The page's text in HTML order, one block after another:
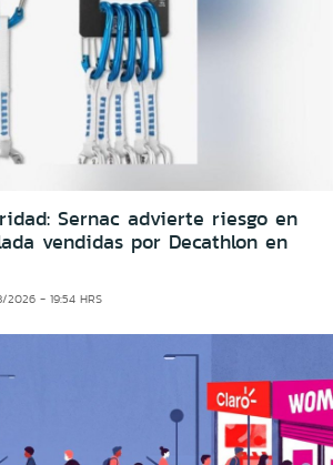
Sernac advierte riesgo en
vendidas por Decathlon en
2026 - 19:54 HRS